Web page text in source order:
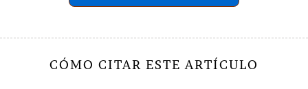
CÓMO CITAR ESTE ARTÍCULO